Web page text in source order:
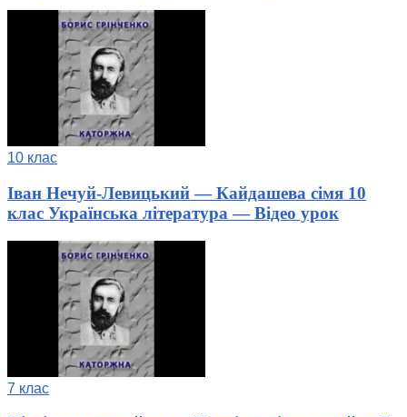
10 клас
Іван Нечуй-Левицький — Кайдашева сімя 10
клас Українська література — Відео урок
7 клас